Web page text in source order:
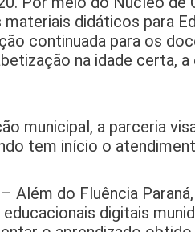
didáticos para
continuada para os
na idade certa,
municipal, a parceria
tem início o
Além do Fluência
digitais